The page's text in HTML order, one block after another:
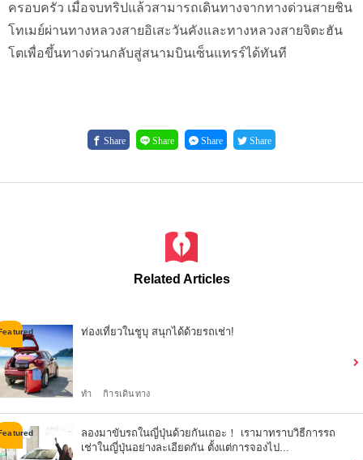
ครอบครัว เมื่อจบทริปแล้วสามารถเดินทางจากทางด่วนสายชิน
โทเมย์ผ่านทางหลวงสายอิเสะวันคังและทางหลวงสายจิตะฮัน
โตเพื่อขึ้นทางด่วนกลับสู่สนามบินเซ็นแทรร์ได้ทันที
Share Share Share Share
Related Articles
ท่องเที่ยวในชูบุ สนุกได้ด้วยรถเช่า!
ทำ กิารเดินทาง
ลองมาขับรถในญี่ปุ่นด้วยกันเถอะ！ เรามาทราบวิธีการรถ
เช่าในญี่ปุ่นอย่างละเอียดกัน ตั้งแต่การจองไป...